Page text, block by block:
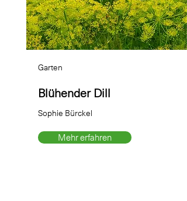
Garten
Blühender Dill
Sophie Bürckel
Mehr erfahren